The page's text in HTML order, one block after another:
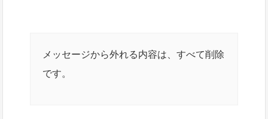
メッセージから外れる内容は、すべて削除
です。